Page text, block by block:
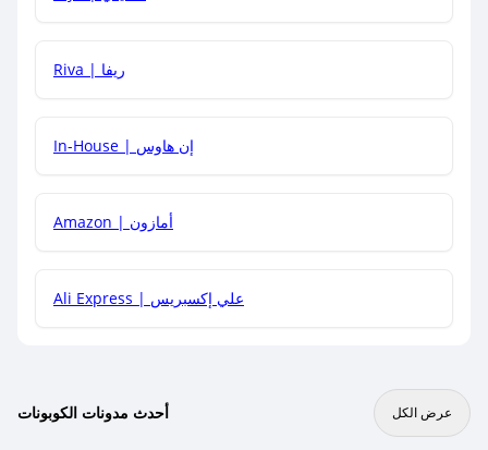
هل يمكنني جمع كود خصم مع العروض الأخرى؟
Riva | ريفا
In-House | إن هاوس
Amazon | أمازون
Ali Express | علي إكسبريس
أحدث مدونات الكوبونات عرض الكل